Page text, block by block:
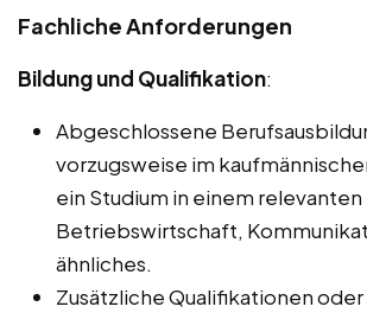
Fachliche Anforderungen
Bildung und Qualifikation:
Abgeschlossene
vorzugsweise im
ein Studium in einem
Betriebswirtschaft,
ähnliches.
Zusätzliche Qualifikationen